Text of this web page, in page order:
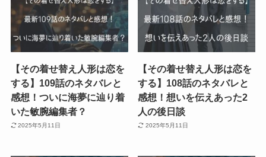
【その着せ替え人形は恋を
する】109話のネタバレと
感想！ついに海夢に辿り着
いた敏腕編集者？
2025年5月11日
【その着せ替え人形は恋を
する】108話のネタバレと
感想！想いを伝えあった2
人の後日談
2025年5月11日